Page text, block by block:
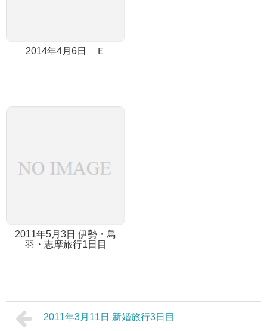
2014年4月6日 Ｅ
2011年5月3日 伊勢・鳥
羽・志摩旅行1日目
2011年3月11日 新婚旅行3日目